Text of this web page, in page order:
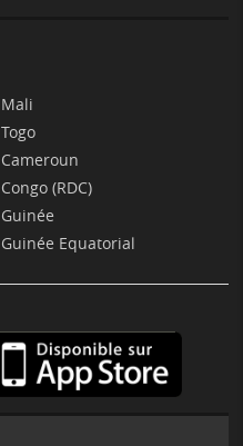
Mali
Togo
Cameroun
Congo (RDC)
Guinée
Guinée Equatorial